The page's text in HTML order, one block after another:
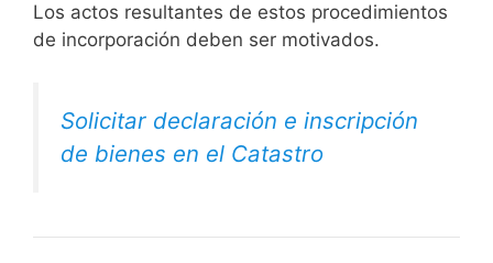
Los actos resultantes de estos procedimientos
de incorporación deben ser motivados.
Solicitar declaración e inscripción
de bienes en el Catastro